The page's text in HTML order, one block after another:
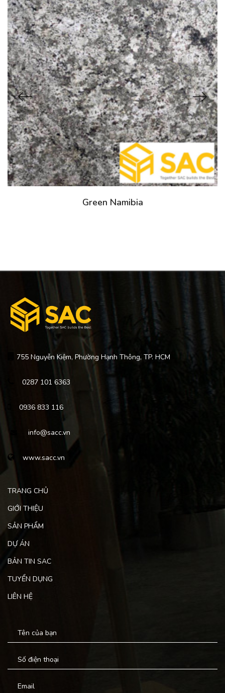
Green Namibia
755 Nguyễn Kiệm, Phường Hạnh Thông, TP. HCM
0287 101 6363
0936 833 116
info@sacc.vn
www.sacc.vn
TRANG CHỦ
GIỚI THIỆU
SẢN PHẨM
DỰ ÁN
BẢN TIN SAC
TUYỂN DỤNG
LIÊN HỆ